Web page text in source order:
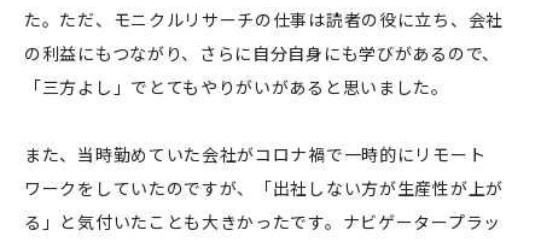
た。ただ、モニクルリサーチの仕事は読者の役に立ち、会社
の利益にもつながり、さらに自分自身にも学びがあるので、
「三方よし」でとてもやりがいがあると思いました。
また、当時勤めていた会社がコロナ禍で一時的にリモート
ワークをしていたのですが、「出社しない方が生産性が上が
る」と気付いたことも大きかったです。ナビゲータープラッ